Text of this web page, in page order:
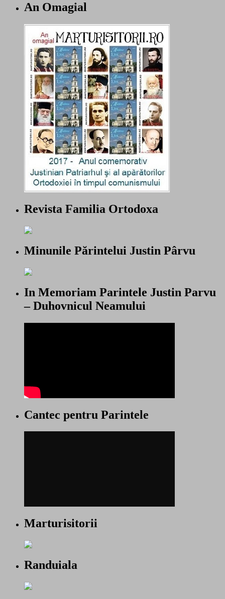
An Omagial
Revista Familia Ortodoxa
Minunile Părintelui Justin Pârvu
In Memoriam Parintele Justin Parvu
– Duhovnicul Neamului
Cantec pentru Parintele
Marturisitorii
Randuiala